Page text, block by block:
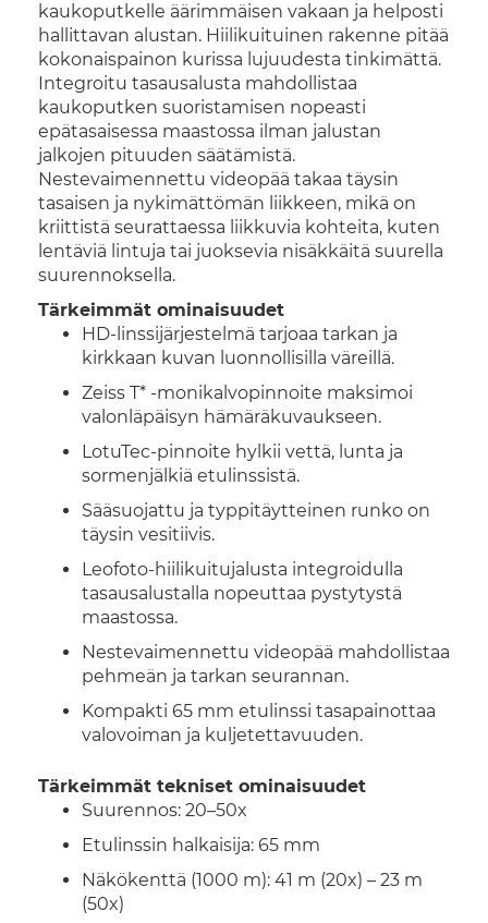
kaukoputkelle äärimmäisen vakaan ja helposti
hallittavan alustan. Hiilikuituinen rakenne pitää
kokonaispainon kurissa lujuudesta tinkimättä.
Integroitu tasausalusta mahdollistaa
kaukoputken suoristamisen nopeasti
epätasaisessa maastossa ilman jalustan
jalkojen pituuden säätämistä.
Nestevaimennettu videopää takaa täysin
tasaisen ja nykimättömän liikkeen, mikä on
kriittistä seurattaessa liikkuvia kohteita, kuten
lentäviä lintuja tai juoksevia nisäkkäitä suurella
suurennoksella.
Tärkeimmät ominaisuudet
HD-linssijärjestelmä tarjoaa tarkan ja
kirkkaan kuvan luonnollisilla väreillä.
Zeiss T* -monikalvopinnoite maksimoi
valonläpäisyn hämäräkuvaukseen.
LotuTec-pinnoite hylkii vettä, lunta ja
sormenjälkiä etulinssistä.
Sääsuojattu ja typpitäytteinen runko on
täysin vesitiivis.
Leofoto-hiilikuitujalusta integroidulla
tasausalustalla nopeuttaa pystytystä
maastossa.
Nestevaimennettu videopää mahdollistaa
pehmeän ja tarkan seurannan.
Kompakti 65 mm etulinssi tasapainottaa
valovoiman ja kuljetettavuuden.
Tärkeimmät tekniset ominaisuudet
Suurennos: 20–50x
Etulinssin halkaisija: 65 mm
Näkökenttä (1000 m): 41 m (20x) – 23 m
(50x)